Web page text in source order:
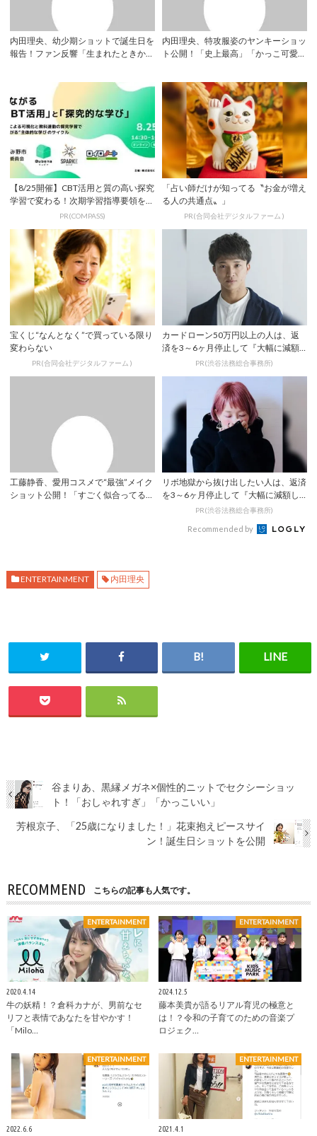
内田理央、幼少期ショットで誕生日を
報告！ファン反響「生まれたときから
内田理央、特攻服姿のヤンキーショッ
ト公開！「史上最高」「かっこ可愛す
【8/25開催】CBT活用と質の高い探究
学習で変わる！次期学習指導要領を見
PR(COMPASS)
「占い師だけが知ってる〝お金が増え
る人の共通点〟」
PR(合同会社デジタルファーム )
宝くじ“なんとなく”で買っている限り
変わらない
PR(合同会社デジタルファーム )
カードローン50万円以上の人は、返
済を3～6ヶ月停止して『大幅に減額
してから返済...PR(渋谷法務総合事務所)
工藤静香、愛用コスメで“最強”メイク
ショット公開！「すごく似合ってる」
リボ地獄から抜け出したい人は、返済
を3～6ヶ月停止して『大幅に減額し
てから返済す...PR(渋谷法務総合事務所)
Recommended by
ENTERTAINMENT 内田理央
谷まりあ、黒縁メガネ×個性的ニットでセクシーショッ
ト！「おしゃれすぎ」「かっこいい」
芳根京子、「25歳になりました！」花束抱えピースサイ
ン！誕生日ショットを公開
RECOMMEND こちらの記事も人気です。
ENTERTAINMENT
2020.4.14
牛の妖精！？倉科カナが、男前なセ
リフと表情であなたを甘やかす！
「Milo…
ENTERTAINMENT
2024.12.5
藤本美貴が語るリアル育児の極意と
は！？令和の子育てのための音楽プ
ロジェク…
ENTERTAINMENT
2022.6.6
ENTERTAINMENT
2021.4.1